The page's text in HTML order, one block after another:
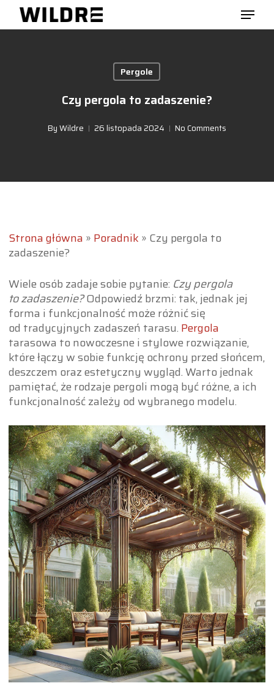
Skip
Menu
Pergole
Czy pergola to zadaszenie?
ByWildre 26 listopada 2024 No Comments
Strona główna » Poradnik » Czy pergola to
zadaszenie?
Wiele osób zadaje sobie pytanie: Czy pergola
to zadaszenie?Odpowiedź brzmi: tak, jednak jej
forma i funkcjonalność może różnić się
od tradycyjnych zadaszeń tarasu. Pergola
tarasowa to nowoczesne i stylowe rozwiązanie,
które łączy w sobie funkcję ochrony przed słońcem,
deszczem oraz estetyczny wygląd. Warto jednak
pamiętać, że rodzaje pergoli mogą być różne, a ich
funkcjonalność zależy od wybranego modelu.